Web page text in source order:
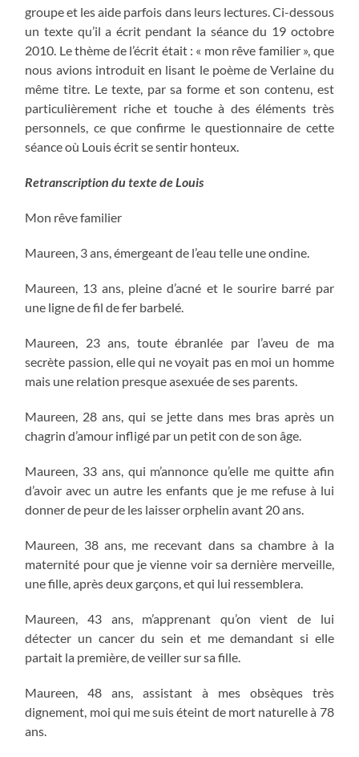
groupe et les aide parfois dans leurs lectures. Ci-dessous
un texte qu’il a écrit pendant la séance du 19 octobre
2010. Le thème de l’écrit était : « mon rêve familier », que
nous avions introduit en lisant le poème de Verlaine du
même titre. Le texte, par sa forme et son contenu, est
particulièrement riche et touche à des éléments très
personnels, ce que confirme le questionnaire de cette
séance où Louis écrit se sentir honteux.
Retranscription du texte de Louis
Mon rêve familier
Maureen, 3 ans, émergeant de l’eau telle une ondine.
Maureen, 13 ans, pleine d’acné et le sourire barré par
une ligne de fil de fer barbelé.
Maureen, 23 ans, toute ébranlée par l’aveu de ma
secrète passion, elle qui ne voyait pas en moi un homme
mais une relation presque asexuée de ses parents.
Maureen, 28 ans, qui se jette dans mes bras après un
chagrin d’amour infligé par un petit con de son âge.
Maureen, 33 ans, qui m’annonce qu’elle me quitte afin
d’avoir avec un autre les enfants que je me refuse à lui
donner de peur de les laisser orphelin avant 20 ans.
Maureen, 38 ans, me recevant dans sa chambre à la
maternité pour que je vienne voir sa dernière merveille,
une fille, après deux garçons, et qui lui ressemblera.
Maureen, 43 ans, m’apprenant qu’on vient de lui
détecter un cancer du sein et me demandant si elle
partait la première, de veiller sur sa fille.
Maureen, 48 ans, assistant à mes obsèques très
dignement, moi qui me suis éteint de mort naturelle à 78
ans.